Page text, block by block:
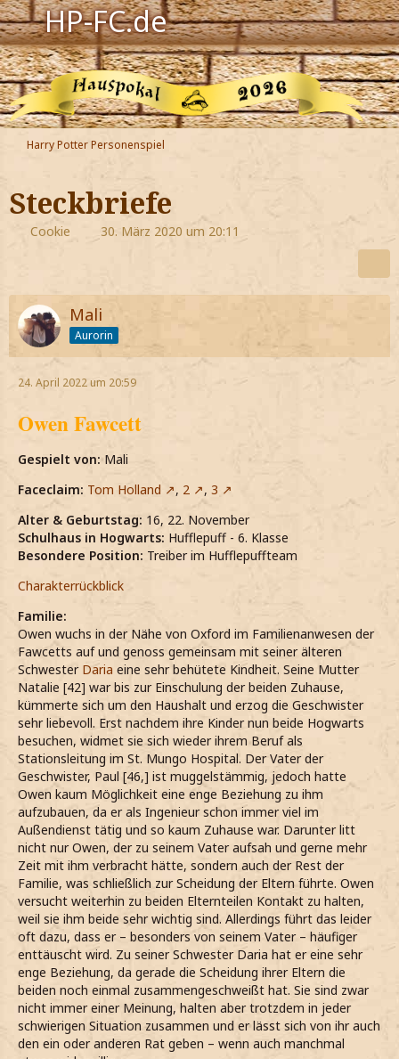
HP-FC.de
Navigation
Harry Potter
Der HP-FC
Hogwarts
Zauberwelt
Jetzt Fanclub-Mitglied werden!
Harry Potter Personenspiel
Steckbriefe
Cookie 30. März 2020 um 20:11
Mali
Aurorin
24. April 2022 um 20:59
Owen Fawcett
Gespielt von:Mali
Faceclaim: Tom Holland , 2 , 3
Alter & Geburtstag: 16, 22. November
Schulhaus in Hogwarts: Hufflepuff - 6. Klasse
Besondere Position: Treiber im Hufflepuffteam
Charakterrückblick
Familie:
Owen wuchs in der Nähe von Oxford im Familienanwesen der
Fawcetts auf und genoss gemeinsam mit seiner älteren
Schwester Daria eine sehr behütete Kindheit. Seine Mutter
Natalie [42] war bis zur Einschulung der beiden Zuhause,
kümmerte sich um den Haushalt und erzog die Geschwister
sehr liebevoll. Erst nachdem ihre Kinder nun beide Hogwarts
besuchen, widmet sie sich wieder ihrem Beruf als
Stationsleitung im St. Mungo Hospital. Der Vater der
Geschwister, Paul [46,] ist muggelstämmig, jedoch hatte
Owen kaum Möglichkeit eine enge Beziehung zu ihm
aufzubauen, da er als Ingenieur schon immer viel im
Außendienst tätig und so kaum Zuhause war. Darunter litt
nicht nur Owen, der zu seinem Vater aufsah und gerne mehr
Zeit mit ihm verbracht hätte, sondern auch der Rest der
Familie, was schließlich zur Scheidung der Eltern führte. Owen
versucht weiterhin zu beiden Elternteilen Kontakt zu halten,
weil sie ihm beide sehr wichtig sind. Allerdings führt das leider
oft dazu, dass er – besonders von seinem Vater – häufiger
enttäuscht wird. Zu seiner Schwester Daria hat er eine sehr
enge Beziehung, da gerade die Scheidung ihrer Eltern die
beiden noch einmal zusammengeschweißt hat. Sie sind zwar
nicht immer einer Meinung, halten aber trotzdem in jeder
schwierigen Situation zusammen und er lässt sich von ihr auch
den ein oder anderen Rat geben – wenn auch manchmal